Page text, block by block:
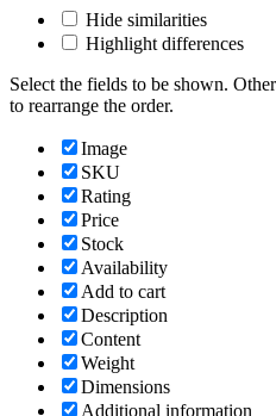
Hide similarities
Highlight differences
Select the fields to be shown.
to rearrange the order.
Image
SKU
Rating
Price
Stock
Availability
Add to cart
Description
Content
Weight
Dimensions
Additional information